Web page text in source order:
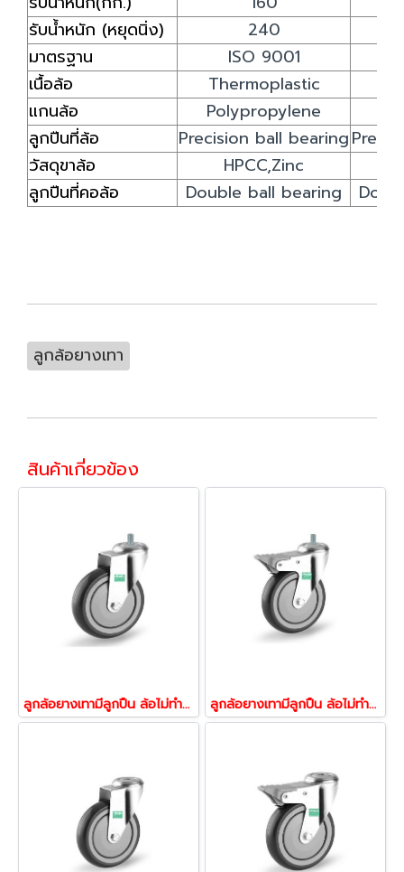
รับน้ำหนัก (หยุดนิ่ง)
240
มาตรฐาน
ISO 9001
เนื้อล้อ
Thermoplastic
แกนล้อ
Polypropylene
ลูกปืนที่ล้อ
Precision ball bearing
วัสดุขาล้อ
HPCC,Zinc
ลูกปืนที่คอล้อ
Double ball bearing
ลูกล้อยางเทา
สินค้าเกี่ยวข้อง
ลูกล้อยางเทามีลูกปืน ล้อไม่ทำพื้นเป็นรอย ล้อไม่แตก รับน้้าหนัก160-240กก.สกรูหมุน รุ่น ECO ยี่ห้อ TENTE 21372,21389 ลูกล้อยางเทามีลูกปืน ล้อไม่ทำพื้นเป็นรอย ล้อไม่แตก รับน้้าหนัก160-240กก.ล้อสกรูเบรค รุ่น ECO ยี่ห้อ TENTE 21396,21402